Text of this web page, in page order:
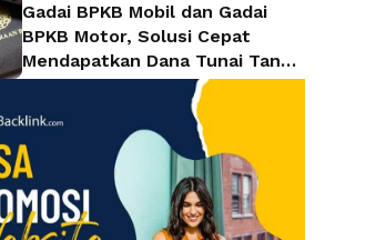
Gadai BPKB Mobil dan Gadai
BPKB Motor, Solusi Cepat
Mendapatkan Dana Tunai Tanpa
Kehilangan Kendaraan